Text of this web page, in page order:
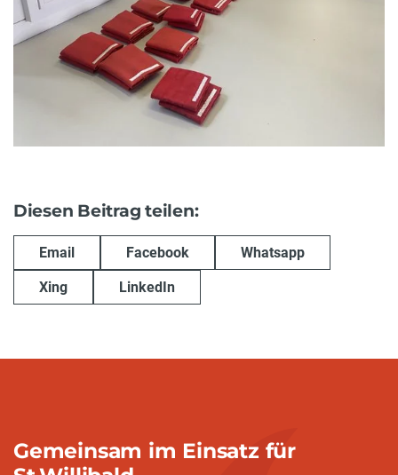
Diesen Beitrag teilen:
Email Facebook Whatsapp
Xing LinkedIn
Gemeinsam im Einsatz für